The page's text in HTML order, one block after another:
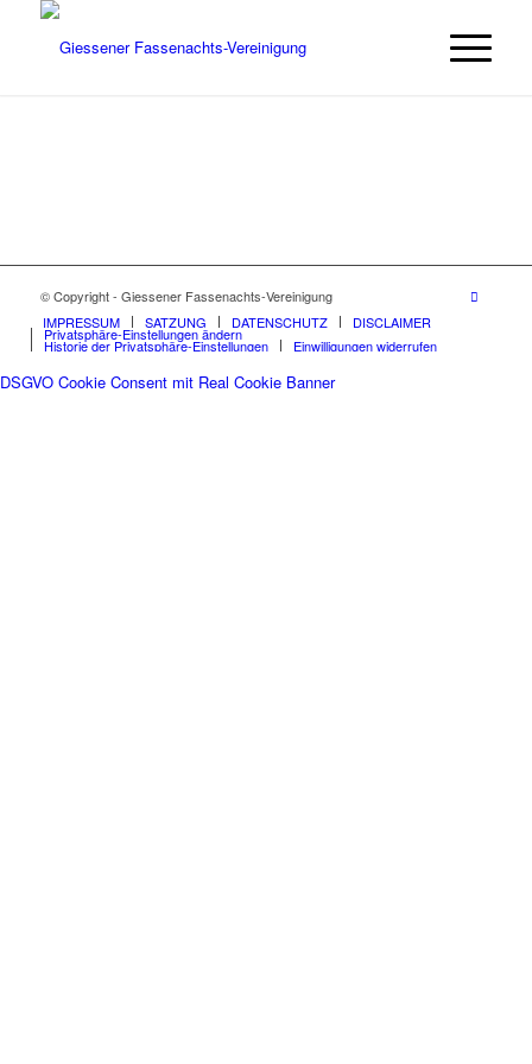
© Copyright - Giessener Fassenachts-Vereinigung
IMPRESSUM
SATZUNG DATENSCHUTZ DISCLAIMER
Privatsphäre-Einstellungen ändern
Historie der Privatsphäre-Einstellungen Einwilligungen widerrufen
DSGVO Cookie Consent mit Real Cookie Banner